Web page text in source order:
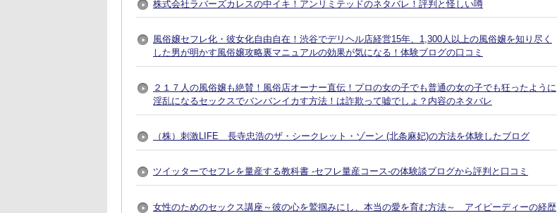
株式会社ラバーズカレスの中イキ！アンリミテッドのネタバレ！評判と怪しい噂
風俗嬢セフレ化・彼女化自由自在！渋谷でデリヘル店経営15年、1,300人以上の風俗嬢を知り尽く
した男が明かす風俗嬢攻略裏マニュアルの効果が気になる！体験ブログの口コミ
２１７人の風俗嬢も絶賛！風俗店オーナー直伝！プロの女の子でも普通の女の子でも狂ったように
淫乱になるセックスでバンバンイカす方法！は詐欺って嘘でしょ？内容のネタバレ
（株）刺激LIFE 長寺忠浩のザ・シークレット・ゾーン (北条麻妃)の方法を体験したブログ
ツイッターでセフレを量産する教科書 -セフレ量産コース-の体験談ブログから評判と口コミ
女性のためのセックス講座～彼の心を鷲掴みにし、本当の愛を育む方法～ アイピーディーの経歴